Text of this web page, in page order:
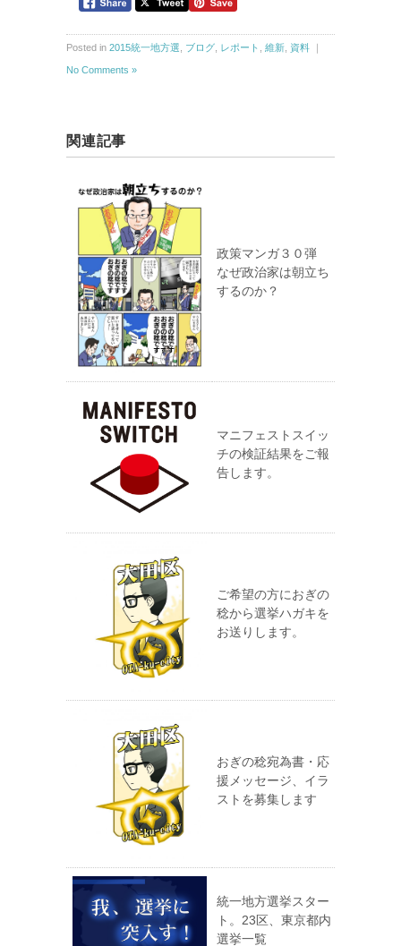
Posted in 2015統一地方選 ブログ レポート 維新 資料 ｜
No Comments »
関連記事
政策マンガ３０弾
なぜ政治家は朝立ち
するのか？
マニフェストスイッ
チの検証結果をご報
告します。
ご希望の方におぎの
稔から選挙ハガキを
お送りします。
おぎの稔宛為書・応
援メッセージ、イラ
ストを募集します
統一地方選挙スター
ト。23区、東京都内
選挙一覧